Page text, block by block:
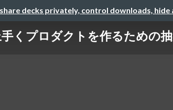
decks privately, control downloads, hide
くプロダクトを作るための